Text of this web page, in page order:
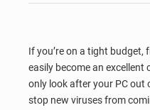
If you’re on a tight
easily become an excellent
only look after your PC
stop new viruses from